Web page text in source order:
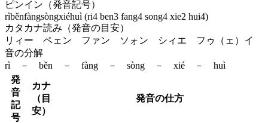
ピンイン（発音記号）
rìběnfàngsòngxiéhuì (ri4 ben3 fang4 song4 xie2 hui4)
カタカナ読み（発音の目安）
リィー ペェン ファン ソォン シィエ フゥ（ェ）イ
音の分解
rì － běn － fàng － sòng － xié － huì
発
音
記
号
カナ
（目
安）
発音の仕方